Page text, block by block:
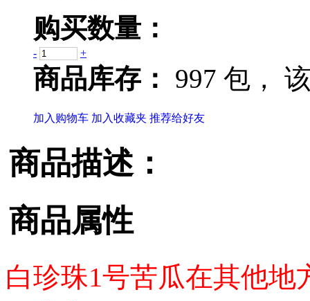
购买数量：
- +
商品库存： 997 包，
加入购物车 加入收藏夹 推荐给好友
商品描述：
商品属性
白珍珠1号苦瓜在其他